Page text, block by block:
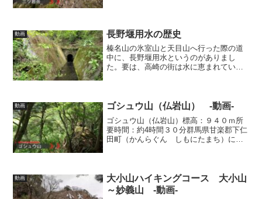
る周回ルートです。
動画 長野堰用水の歴史
榛名山の氷室山と天目山へ行った際の道
中に、長野堰用水というのがありまし
た。要は、高崎の街は水に恵まれていな
たので動画にしてみました。
動画 ゴシュウ山（仏岩山） -動画-
ゴシュウ山（仏岩山）標高：９４０ｍ所
要時間：約4時間３０分群馬県甘楽郡下仁
田町（かんらぐん しもにたまち）にあ
堂（秋葉山登山口）まで下りてくるコー
スです。
動画
大小山ハイキングコース 大小山
～妙義山 -動画-